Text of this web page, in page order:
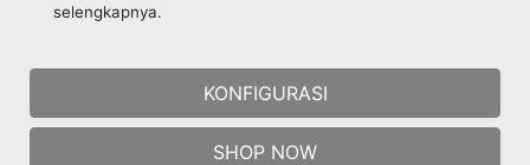
selengkapnya.
KONFIGURASI
SHOP NOW